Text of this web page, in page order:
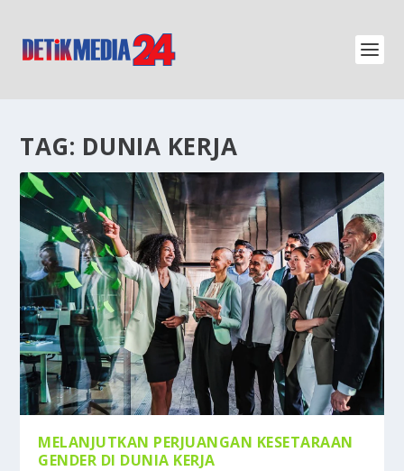
TAG: DUNIA KERJA
MELANJUTKAN PERJUANGAN KESETARAAN
GENDER DI DUNIA KERJA